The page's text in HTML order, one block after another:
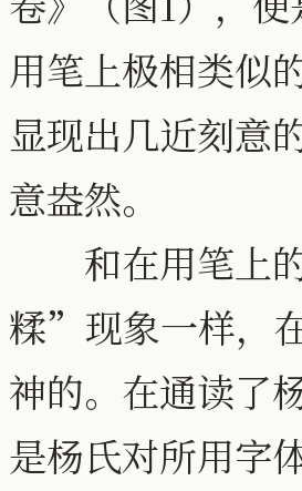
用笔上极相类似
显现出几近刻意
意盎然。
和在用笔上的
糅”现象一样，
神的。在通读了
是杨氏对所用字